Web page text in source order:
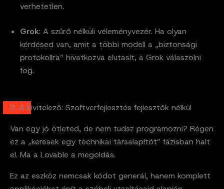
verhetetlen.
Grok: A szűrő nélküli véleményvezér. Ha olyan
kérdésed van, amit a többi modell a „biztonsági
protokollra” hivatkozva elutasít, a Grok válaszolni
fog.
2. A kivitelező: Szoftverfejlesztés fejlesztők nélkül
Van egy jó ötleted, de nem tudsz programozni? Régen
ez a „keresek egy technikai társalapítót” fázisban halt
el. Ma a Lovable a megoldás.
Ez az eszköz nemcsak kódot generál, hanem komplett